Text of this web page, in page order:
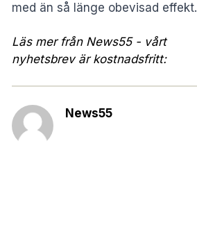
med än så länge obevisad effekt.
Läs mer från News55 - vårt
nyhetsbrev är kostnadsfritt:
News55